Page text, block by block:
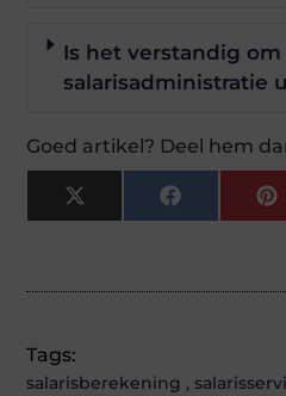
Is het verstandig om
salarisadministratie
Goed artikel? Deel hem
X
(Twitter)
Facebook
Tags:
salarisberekening ,